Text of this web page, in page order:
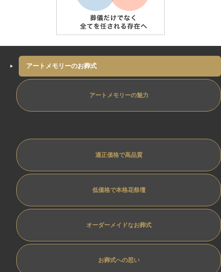
アートメモリーのお葬式
アートメモリーの魅力
適正価格で高品質
低価格で本格花祭壇
オーダーメイドなお葬式
お葬式への思い